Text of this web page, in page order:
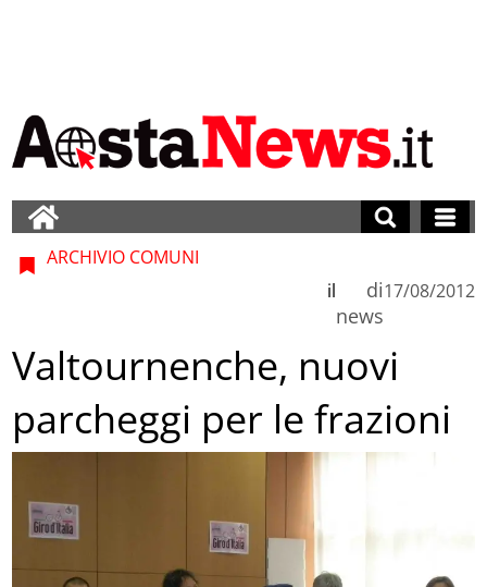
ARCHIVIO COMUNI
di
news
il 17/08/2012
Valtournenche, nuovi
parcheggi per le frazioni